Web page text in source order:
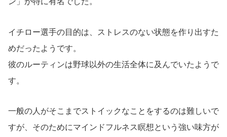
イチロー選手の目的は、ストレスのない状態を作り出すた
めだったようです。
彼のルーティンは野球以外の生活全体に及んでいたようで
す。
一般の人がそこまでストイックなことをするのは難しいで
すが、そのためにマインドフルネス瞑想という強い味方が